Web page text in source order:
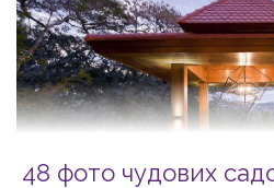
48 фото чудових